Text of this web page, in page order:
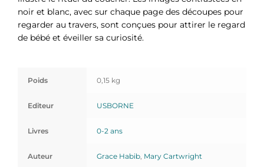
noir et blanc, avec sur chaque page des découpes pour
regarder au travers, sont conçues pour attirer le regard
de bébé et éveiller sa curiosité.
Poids 0,15 kg
Editeur USBORNE
Livres 0-2 ans
Auteur Grace Habib, Mary Cartwright